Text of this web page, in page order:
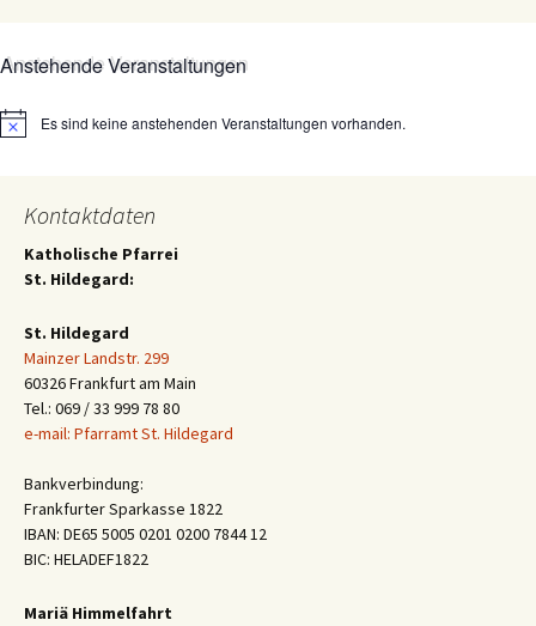
Anstehende Veranstaltungen
HinweisEs sind keine anstehenden Veranstaltungen vorhanden.
Kontaktdaten
Katholische Pfarrei
St. Hildegard:
St. Hildegard
Mainzer Landstr. 299
60326 Frankfurt am Main
Tel.: 069 / 33 999 78 80
e-mail: Pfarramt St. Hildegard
Bankverbindung:
Frankfurter Sparkasse 1822
IBAN: DE65 5005 0201 0200 7844 12
BIC: HELADEF1822
Mariä Himmelfahrt